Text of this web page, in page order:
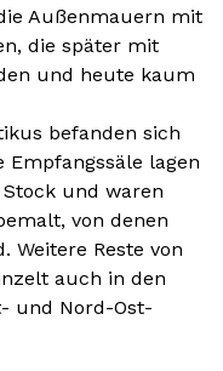
Außenmauern mit
die später mit
und heute kaum
befanden sich
Empfangssäle lagen
und waren
von denen
Weitere Reste von
auch in den
und Nord-Ost-